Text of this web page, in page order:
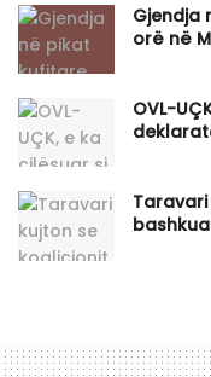
Gjendja
orë në
OVL-
Taravari